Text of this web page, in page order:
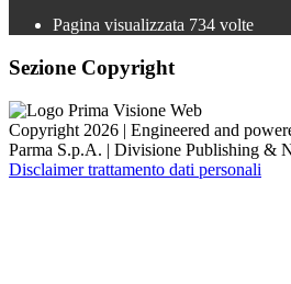
Pagina visualizzata 734 volte
Sezione Copyright
Copyright 2026 | Engineered and
Parma S.p.A. | Divisione Publishing &
Disclaimer trattamento dati personali